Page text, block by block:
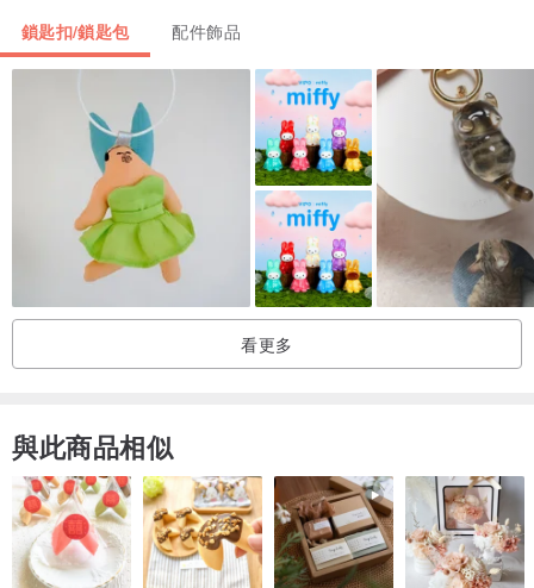
關於印刷
- 顏色明亮,不會掉色和褪色
關於出貨及寄送
- 出貨時間為1-3個工作天。
- 以普通空郵寄送，如需掛號，請補運費:www.pinkoi.com/produ
ct/qHUnRjGR
- 派送時間，請參考設計館首頁的設計館公告。
鎖匙扣/鎖匙包 配件飾品
看更多
與此商品相似